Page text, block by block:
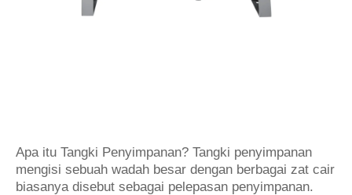
Apa itu Tangki Penyimpanan? Tangki penyimpanan
mengisi sebuah wadah besar dengan berbagai zat cair
biasanya disebut sebagai pelepasan penyimpanan.